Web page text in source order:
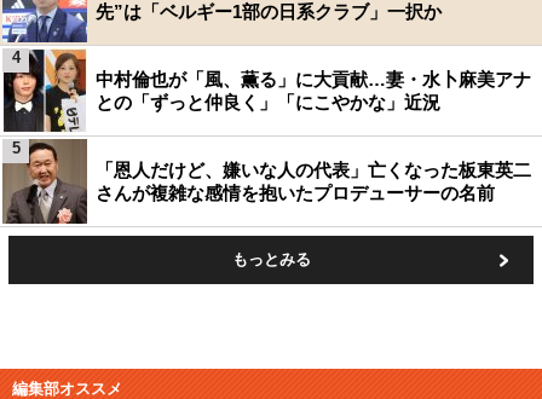
先”は「ベルギー1部の日系クラブ」一択か
中村倫也が「風、薫る」に大貢献…妻・水卜麻美アナ
との「ずっと仲良く」「にこやかな」近況
4
「恩人だけど、嫌いな人の代表」亡くなった板東英二
さんが複雑な感情を抱いたプロデューサーの名前
5
もっとみる
編集部オススメ